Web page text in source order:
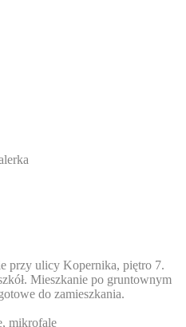
przy ulicy Kopernika, piętro 7.
Mieszkanie po gruntownym
do zamieszkania.
mikrofalę